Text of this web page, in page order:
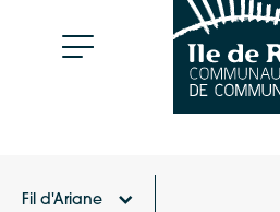
Fil d'Ariane